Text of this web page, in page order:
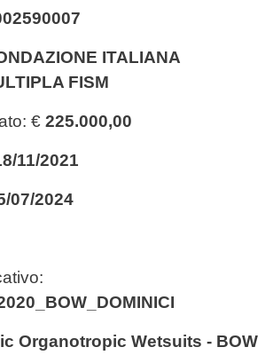
ITALIANA
FISM
€ 225.000,00
11/2021
07/2024
Organotropic Wetsuits - BOW